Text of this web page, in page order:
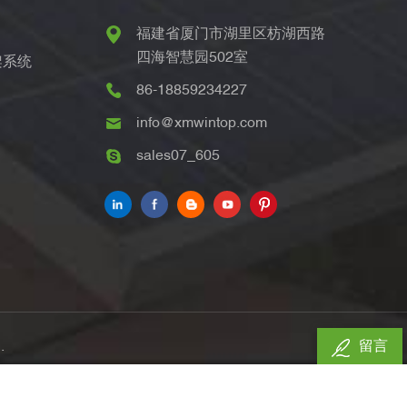
系统
福建省厦门市湖里区枋湖西路
四海智慧园502室
86-18859234227
info@xmwintop.com
sales07_605
留言